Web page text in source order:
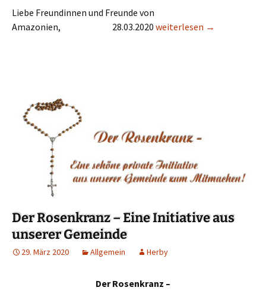
Liebe Freundinnen und Freunde von
Amazonien, 28.03.2020 Rund um die Amazonas-
weiterlesen →
Der Rosenkranz – Eine Initiative aus
unserer Gemeinde
29. März 2020 Allgemein Herby
Der Rosenkranz –